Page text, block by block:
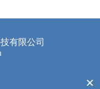
有限公司
×